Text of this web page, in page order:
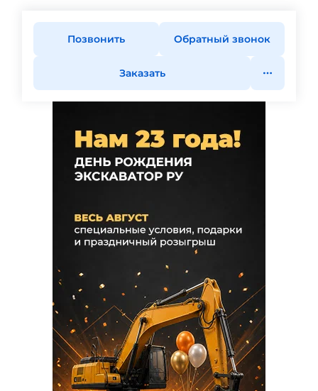
Позвонить Обратный звонок
Заказать